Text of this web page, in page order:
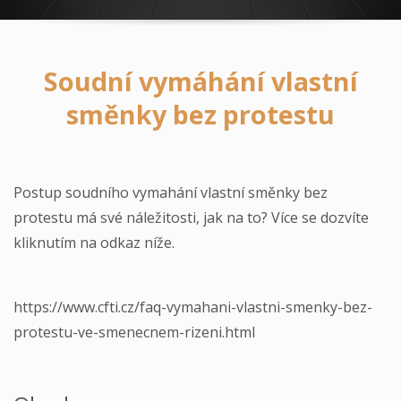
Soudní vymáhání vlastní
směnky bez protestu
Postup soudního vymahání vlastní směnky bez
protestu má své náležitosti, jak na to? Více se dozvíte
kliknutím na odkaz níže.
https://www.cfti.cz/faq-vymahani-vlastni-smenky-bez-
protestu-ve-smenecnem-rizeni.html